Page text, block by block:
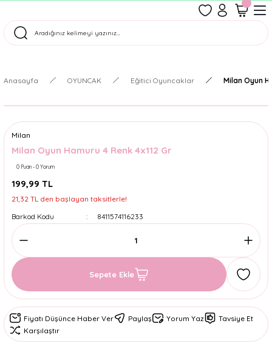
Tüm Siparişler Aynı Gün Kargoda!
Anasayfa OYUNCAK Eğitici Oyuncaklar Milan Oyun
Milan
Milan Oyun Hamuru 4 Renk 4x112 Gr
0 Puan - 0 Yorum
199,99 TL
21,32 TL den başlayan taksitlerle!
Barkod Kodu
8411574116233
Sepete Ekle
Fiyatı Düşünce Haber Ver Paylaş Yorum Yaz
Tavsiye Et
Karşılaştır